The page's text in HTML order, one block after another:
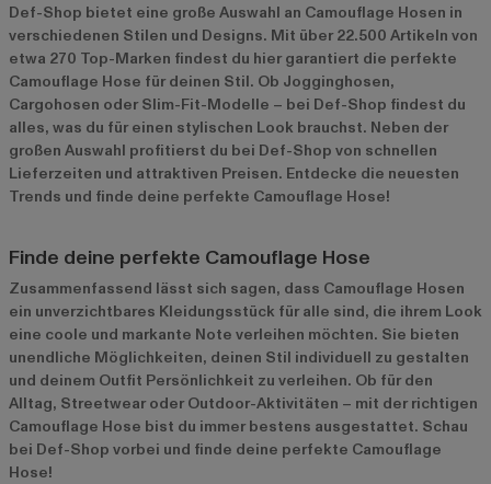
Def-Shop bietet eine große Auswahl an Camouflage Hosen in
verschiedenen Stilen und Designs. Mit über 22.500 Artikeln von
etwa 270 Top-Marken findest du hier garantiert die perfekte
Camouflage Hose für deinen Stil. Ob Jogginghosen,
Cargohosen oder Slim-Fit-Modelle – bei Def-Shop findest du
alles, was du für einen stylischen Look brauchst. Neben der
großen Auswahl profitierst du bei Def-Shop von schnellen
Lieferzeiten und attraktiven Preisen. Entdecke die neuesten
Trends und finde deine perfekte Camouflage Hose!
Finde deine perfekte Camouflage Hose
Zusammenfassend lässt sich sagen, dass Camouflage Hosen
ein unverzichtbares Kleidungsstück für alle sind, die ihrem Look
eine coole und markante Note verleihen möchten. Sie bieten
unendliche Möglichkeiten, deinen Stil individuell zu gestalten
und deinem Outfit Persönlichkeit zu verleihen. Ob für den
Alltag, Streetwear oder Outdoor-Aktivitäten – mit der richtigen
Camouflage Hose bist du immer bestens ausgestattet. Schau
bei Def-Shop vorbei und finde deine perfekte Camouflage
Hose!